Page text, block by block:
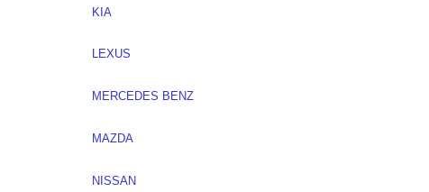
KIA
LEXUS
MERCEDES BENZ
MAZDA
NISSAN